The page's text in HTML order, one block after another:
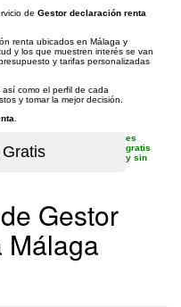
de Gestor declaración renta
renta ubicados en Málaga y
y los que muestren interés se van
y tarifas personalizadas
como el perfil de cada
y tomar la mejor decisión.
es
gratis
y sin
Gestor
Málaga